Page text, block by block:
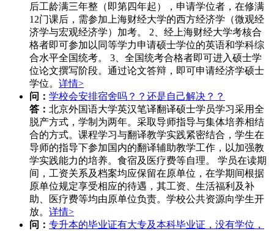
后工龄满三年整（即第四年起），申请学位者，在修满
12门课后，需参加上海财经大学的西方经济学（微观经
济学与宏观经济学）加考。 2、经上海财经大学考核合
格者即可参加以同等学力申请硕士学位的英语和学科综
合水平全国统考。 3、全国统考合格者即可进入硕士学
位论文撰写阶段。通过论文答辩，即可申请经济学硕士
学位。 详情>
问： 学校会安排宿舍吗？？还是自己解决？？
答： 北京外国语大学英汉笔译翻译硕士学员学习采用全
脱产方式，学制为两年。采取导师指导与集体培养相结
合的方式。课程学习与翻译教学实践紧密结合，学生在
导师的指导下参加国内的翻译辅助教学工作，以加强教
学实践能力的培养。食宿及医疗费等自理。 学员在读期
间，工资关系及档案均应保留在原单位，在学期间根据
原单位规定享受相应的待遇，其工资、生活福利及补
助、医疗费等均由原单位负责。学校公共资源向学生开
放。 详情>
问： 专升本的毕业证有大专及本科毕业证，没有学位，